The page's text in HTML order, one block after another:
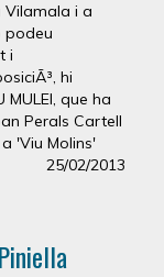
Vilamala i a
podeu
i
hi
MULEI, que ha
Perals Cartell
'Viu Molins'
25/02/2013